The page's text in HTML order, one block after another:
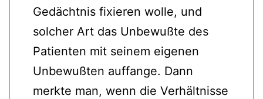
Gedächtnis fixieren wolle, und
solcher Art das Unbewußte des
Patienten mit seinem eigenen
Unbewußten auffange. Dann
merkte man, wenn die Verhältnisse